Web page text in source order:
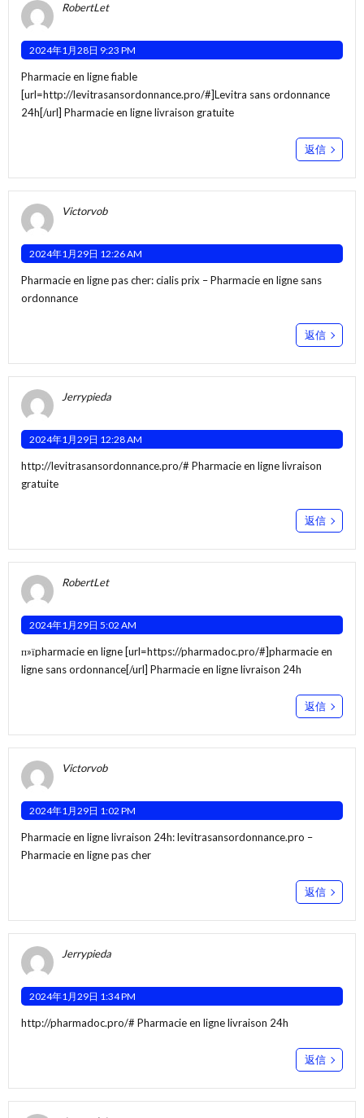
RobertLet
2024年1月28日 9:23 PM
Pharmacie en ligne fiable
[url=http://levitrasansordonnance.pro/#]Levitra sans ordonnance
24h[/url] Pharmacie en ligne livraison gratuite
返信
Victorvob
2024年1月29日 12:26 AM
Pharmacie en ligne pas cher:cialis prix – Pharmacie en ligne sans
ordonnance
返信
Jerrypieda
2024年1月29日 12:28 AM
http://levitrasansordonnance.pro/# Pharmacie en ligne livraison
gratuite
返信
RobertLet
2024年1月29日 5:02 AM
п»їpharmacie en ligne [url=https://pharmadoc.pro/#]pharmacie en
ligne sans ordonnance[/url] Pharmacie en ligne livraison 24h
返信
Victorvob
2024年1月29日 1:02 PM
Pharmacie en ligne livraison 24h:levitrasansordonnance.pro –
Pharmacie en ligne pas cher
返信
Jerrypieda
2024年1月29日 1:34 PM
http://pharmadoc.pro/# Pharmacie en ligne livraison 24h
返信